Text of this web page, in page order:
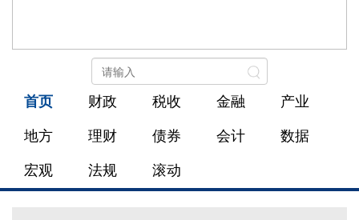
首页 财政 税收 金融 产业
地方 理财 债券 会计 数据
宏观 法规 滚动